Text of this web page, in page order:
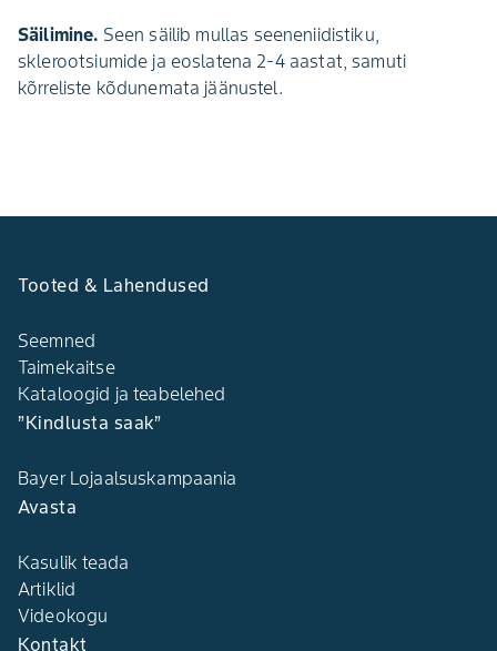
Säilimine. Seen säilib mullas seeneniidistiku,
sklerootsiumide ja eoslatena 2-4 aastat, samuti
kõrreliste kõdunemata jäänustel.
Tooted & Lahendused
Seemned
Taimekaitse
Kataloogid ja teabelehed
”Kindlusta saak”
Bayer Lojaalsuskampaania
Avasta
Kasulik teada
Artiklid
Videokogu
Kontakt